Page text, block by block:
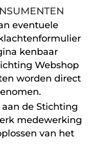
eventuele
kenbaar
Webshop
worden direct
de Stichting
medewerking
van het